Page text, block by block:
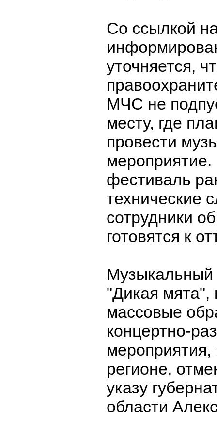
Со ссылкой
уточняется,
МЧС не
месту, где
провести
фестиваль
технические
сотрудники
готовятся к
"Дикая мята",
массовые
концертно-
регионе,
указу
области